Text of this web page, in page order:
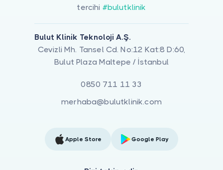
tercihi #bulutklinik
Bulut Klinik Teknoloji A.Ş.
Cevizli Mh. Tansel Cd. No:12 Kat:8 D:60,
Bulut Plaza Maltepe / İstanbul
0850 711 11 33
merhaba@bulutklinik.com
Apple Store Google Play